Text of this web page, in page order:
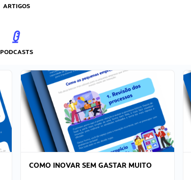
ARTIGOS
PODCASTS
COMO INOVAR SEM GASTAR MUITO